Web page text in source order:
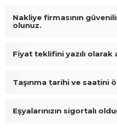
Nakliye firmasının
olunuz.
Fiyat teklifini yazılı olarak
Taşınma tarihi ve saatini
Eşyalarınızın sigortalı